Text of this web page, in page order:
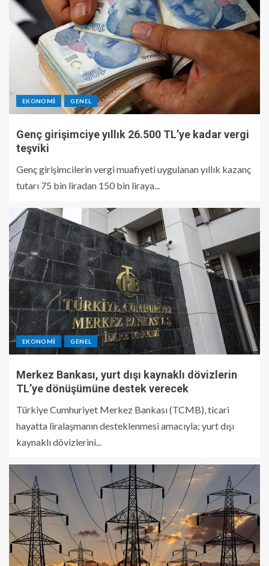
EKONOMI GENEL
Genç girişimciye yıllık 26.500 TL’ye kadar vergi
teşviki
Genç girişimcilerin vergi muafiyeti uygulanan yıllık kazanç
tutarı 75 bin liradan 150 bin liraya...
EKONOMI GENEL
Merkez Bankası, yurt dışı kaynaklı dövizlerin
TL’ye dönüşümüne destek verecek
Türkiye Cumhuriyet Merkez Bankası (TCMB), ticari
hayatta liralaşmanın desteklenmesi amacıyla; yurt dışı
kaynaklı dövizlerini...